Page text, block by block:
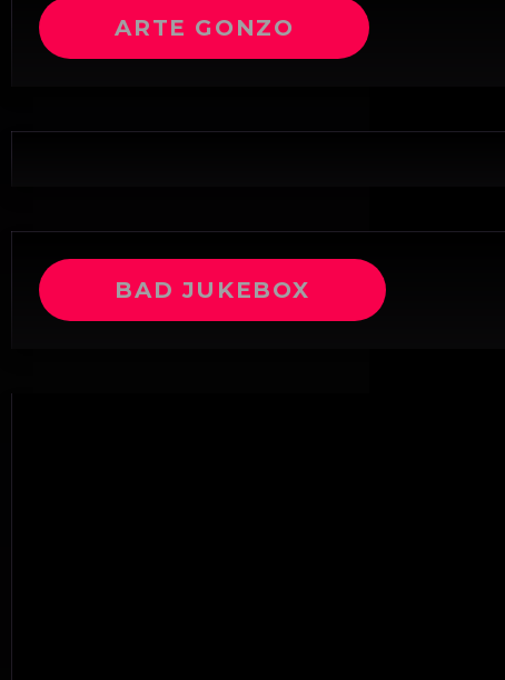
ARTE GONZO
BAD JUKEBOX